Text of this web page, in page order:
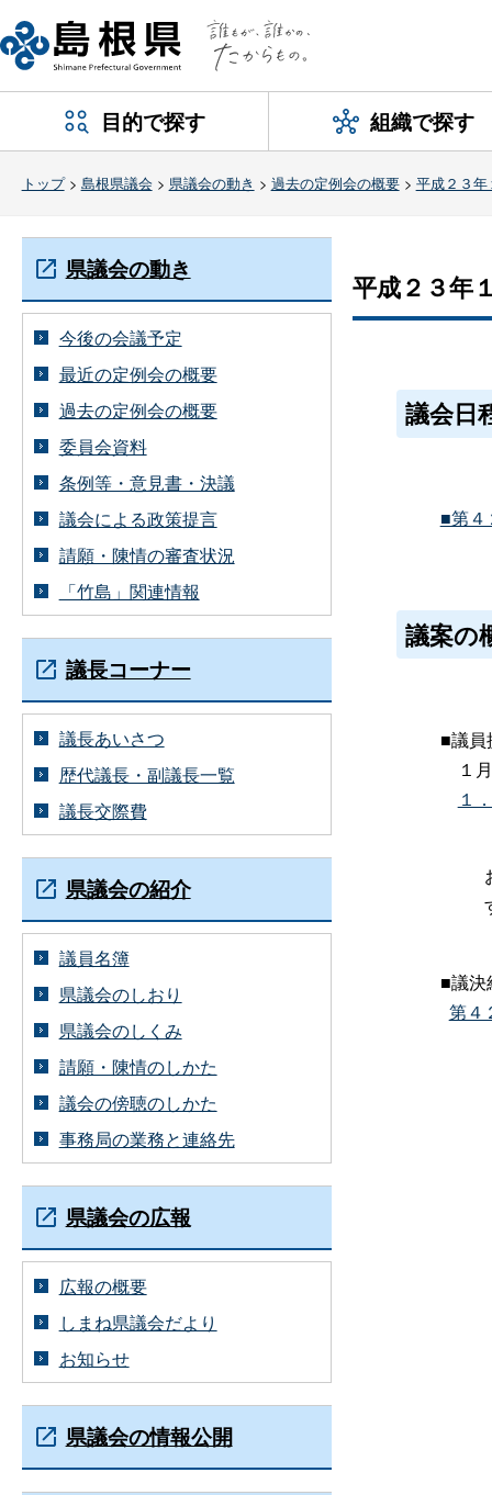
目的で探す 組織で探す
トップ> 島根県議会 > 県議会の動き > 過去の定例会の概要> 平成２３
平成２３年
議会日
■第４
議案の
■議員
１
１
■議決
第４
県議会の動き
今後の会議予定
最近の定例会の概要
過去の定例会の概要
委員会資料
条例等・意見書・決議
議会による政策提言
請願・陳情の審査状況
「竹島」関連情報
議長コーナー
議長あいさつ
歴代議長・副議長一覧
議長交際費
県議会の紹介
議員名簿
県議会のしおり
県議会のしくみ
請願・陳情のしかた
議会の傍聴のしかた
事務局の業務と連絡先
県議会の広報
広報の概要
しまね県議会だより
お知らせ
県議会の情報公開